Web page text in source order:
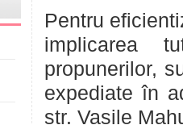
Pentru
implicarea
propunerilor,
expediate în
str. Vasile